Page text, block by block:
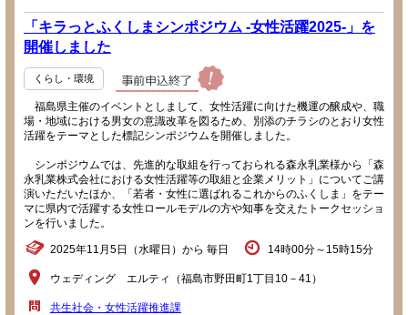
「キラっとふくしまシンポジウム -女性活躍2025-」を
開催しました
くらし・環境
福島県主催のイベントとしまして、女性活躍に向けた機運の醸成や、職
場・地域における男女の意識改革を図るため、別添のチラシのとおり女性
活躍をテーマとした標記シンポジウムを開催しました。
シンポジウムでは、先進的な取組を行っておられる森永乳業様から「森
永乳業株式会社における女性活躍等の取組と企業メリット」についてご講
演いただいたほか、「若者・女性に選ばれるこれからのふくしま」をテー
マに県内で活躍する女性ロールモデルの方や知事を交えたトークセッショ
ンを行いました。
2025年11月5日（水曜日）から 毎日 14時00分～15時15分
ウェディング エルティ（福島市野田町1丁目10－41）
共生社会・女性活躍推進課